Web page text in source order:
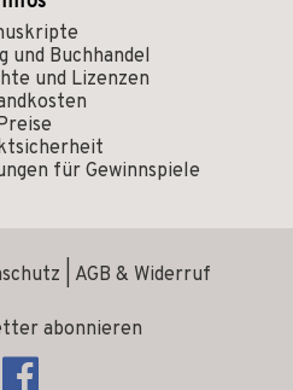
und Buchhandel
und Lizenzen
für Gewinnspiele
AGB & Widerruf
abonnieren